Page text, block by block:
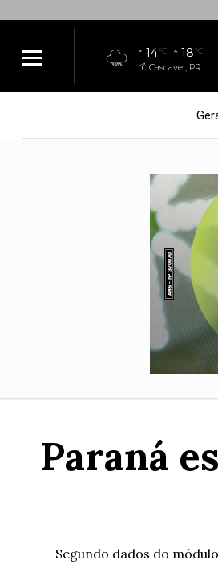
14°C 18°C
Cascavel, PR
Paraná
Segundo dados do